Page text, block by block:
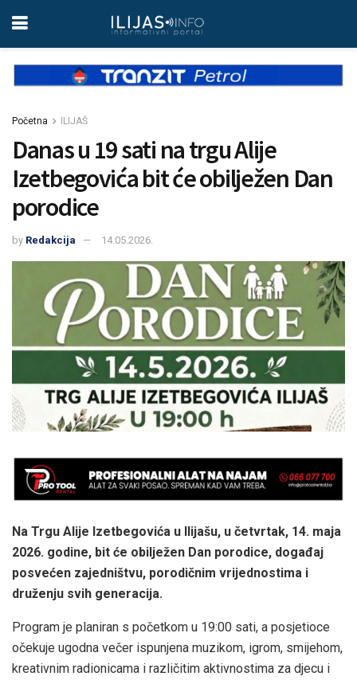
Početna ILIJAŠ
Danas u 19 sati na trgu Alije
Izetbegovića bit će obilježen Dan
porodice
by Redakcija 14.05.2026.
Na Trgu Alije Izetbegovića u Ilijašu, u četvrtak, 14. maja
2026. godine, bit će obilježen Dan porodice, događaj
posvećen zajedništvu, porodičnim vrijednostima i
druženju svih generacija.
Program je planiran s početkom u 19:00 sati, a posjetioce
očekuje ugodna večer ispunjena muzikom, igrom, smijehom,
kreativnim radionicama i različitim aktivnostima za djecu i